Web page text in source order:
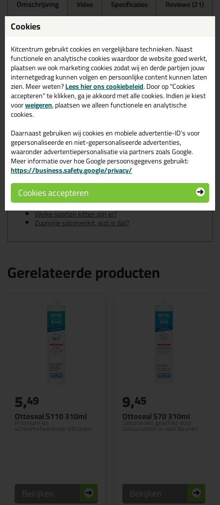
Omschrijving Video Specificaties Reviews (21)
Ottoseal S100 300ml in
Zandgrijs C2044
Zoek je kit in een specifieke kleur? Gevonden! Deze sanitairkit
Ottoseal S100 300ml in de kleur Zandgrijs C2044 is te gebruiken
voor verschillende toepassingen. Een duurzame en veelzijdige kit
welke makkelijk te verwerken is. Perfect als je een bijpassende
kleur zoekt met gegarandeerd een topresultaat. Bestel de
Ottoseal S100 300ml in kleur Zandgrijs C2044 vandaag nog! Op
voorraad en op werkdagen besteld = morgen in huis.
Wil je meer weten over de toepassing en kenmerken van dit
product?Lees alles over dit product >
Tips & tricks voor Ottoseal S100
300ml
In de volgende blogs wordt dit product gebruikt:
De badkamer kitten? Lees hier hoe!
Welke Otto primer heb ik nodig?
Welke soorten kitten zijn er?
Zuurvrije siliconenkit, wat is dat?
Gerelateerde producten
Ottoseal S110 310ml
Premium en
schimmelwerende siliconen
5,49
Bekijken
Ottoseal S70 310ml
Siliconenkit geschikt voor
natuursteen in veel kleuren
9,45
Bekijken
Cookies
Kitcentrum gebruikt cookies en vergelijkbare technieken. Naast
functionele en analytische cookies waardoor de website goed werkt,
plaatsen we ook marketing cookies zodat wij en derde partijen jouw
internetgedrag kunnen volgen en persoonlijke content kunnen laten
zien. Meer weten?Lees hier ons cookiebeleid. Door op "Cookies
accepteren" te klikken, ga je akkoord met alle cookies. Indien je kiest
voorweigeren, plaatsen we alleen functionele en analytische
cookies.
Daarnaast gebruiken wij cookies en mobiele advertentie-ID’s voor
gepersonaliseerde en niet-gepersonaliseerde advertenties,
waaronder advertentiepersonalisatie via partners zoals Google.
Meer informatie over hoe Google persoonsgegevens gebruikt:
https://business.safety.google/privacy/
Cookies accepteren